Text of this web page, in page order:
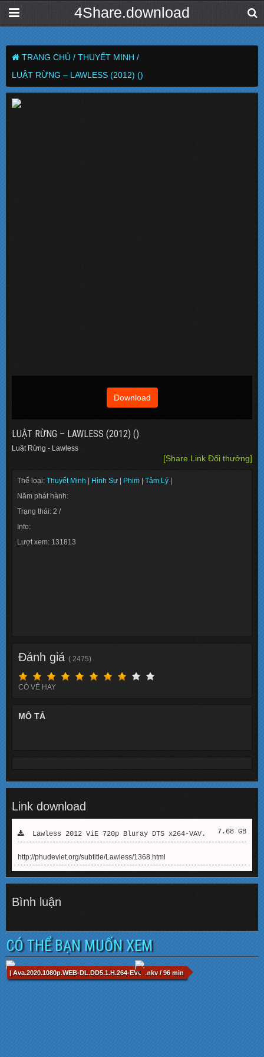
4Share.download
TRANG CHỦ / THUYẾT MINH /
LUẬT RỪNG – LAWLESS (2012) ()
Download
LUẬT RỪNG – LAWLESS (2012) ()
Luật Rừng - Lawless
[Share Link Đổi thưởng]
Thể loại: Thuyết Minh Hình Sự Phim Tâm Lý
Năm phát hành:
Trạng thái: 2 /
Info:
Lượt xem: 131813
Đánh giá ( 2475)
CÓ VẺ HAY
MÔ TẢ
Link download
Lawless 2012 ViE 720p Bluray DTS x264-VAV. 7.68 GB
http://phudeviet.org/subtitle/Lawless/1368.html
Bình luận
CÓ THỂ BẠN MUỐN XEM
| Ava.2020.1080p.WEB-DL.DD5.1.H.264-EVO.mkv / 96 min